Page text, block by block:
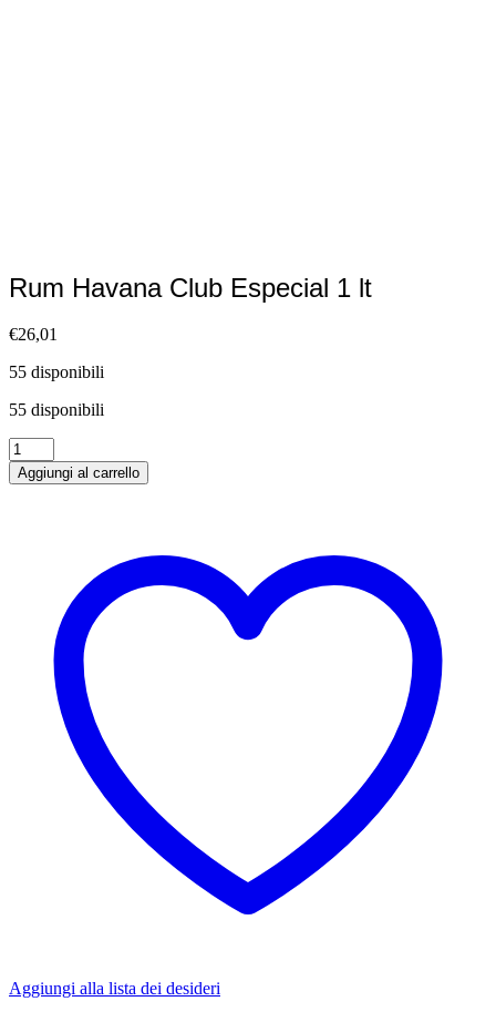
Rum Havana Club Especial 1 lt
€26,01
55 disponibili
55 disponibili
Rum
Havana
Club
Aggiungi al carrello
Aggiungi alla lista dei desideri